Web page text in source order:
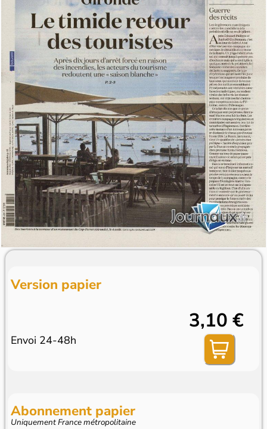
Version papier
Envoi 24-48h
3,10 €
Abonnement papier
Uniquement France métropolitaine